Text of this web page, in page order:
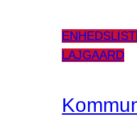
LAJGAARD